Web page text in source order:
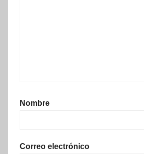
Nombre
Correo electrónico